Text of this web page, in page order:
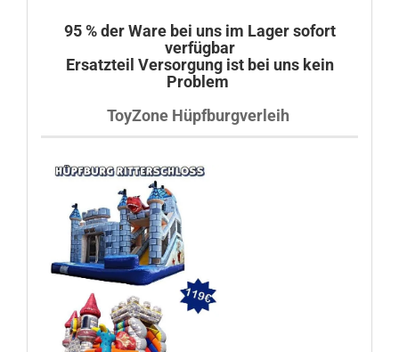
95 % der Ware bei uns im Lager sofort
verfügbar
Ersatzteil Versorgung ist bei uns kein
Problem
ToyZone Hüpfburgverleih